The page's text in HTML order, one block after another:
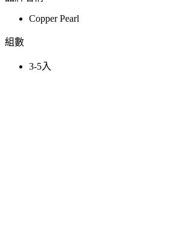
Copper Pearl
組數
3-5入